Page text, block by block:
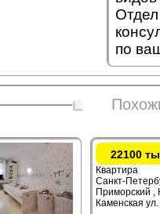
по
22100
Квартира
Санкт-
Приморский ,
Каменская ул.